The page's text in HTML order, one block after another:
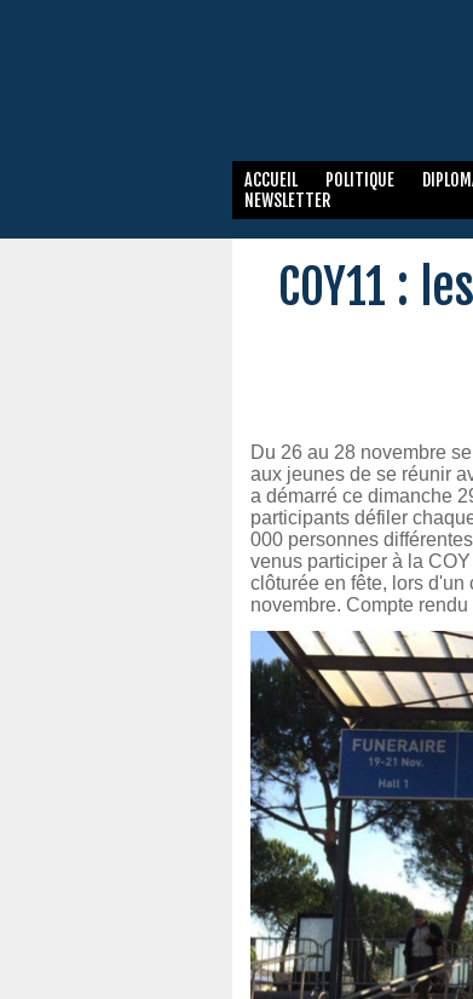
ACCUEIL POLITIQUE
NEWSLETTER
COY11 :
Du 26 au 28 novembre
aux jeunes de se réunir
a démarré ce dimanche
participants défiler
000 personnes
venus participer à la
clôturée en fête, lors
novembre. Compte